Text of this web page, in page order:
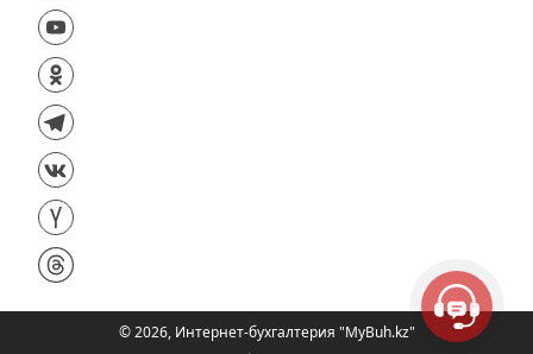
©2026, Интернет-бухгалтерия "MyBuh.kz"